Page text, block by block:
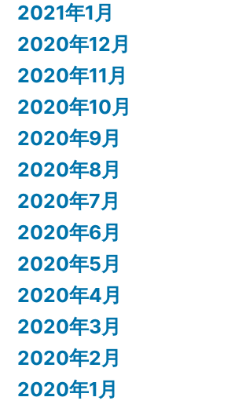
2021年1月
2020年12月
2020年11月
2020年10月
2020年9月
2020年8月
2020年7月
2020年6月
2020年5月
2020年4月
2020年3月
2020年2月
2020年1月